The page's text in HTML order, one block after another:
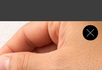
no demorar más su
y con los ciudadanos”, se